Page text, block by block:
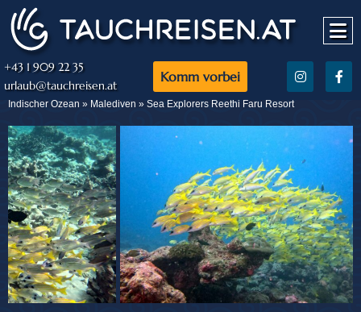
+43 1 909 22 35
urlaub@tauchreisen.at
Komm vorbei
Indischer Ozean » Malediven » Sea Explorers Reethi Faru Resort